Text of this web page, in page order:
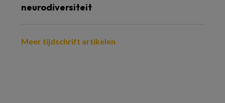
neurodiversiteit
Meer tijdschrift artikelen